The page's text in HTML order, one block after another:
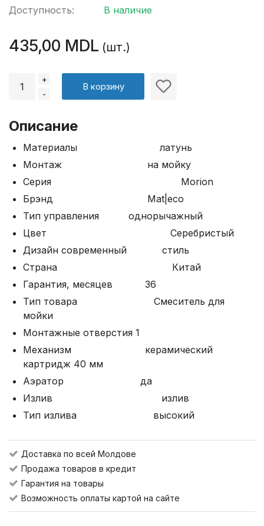
Доступность:
В наличие
435,00 MDL (шт.)
+
-
В корзину
Описание
Материалы латунь
Монтаж на мойку
Серия Morion
Брэнд Mat|eco
Тип управления однорычажный
Цвет Серебристый
Дизайн современный стиль
Страна Китай
Гарантия, месяцев 36
Тип товара Смеситель для
мойки
Монтажные отверстия 1
Механизм керамический
картридж 40 мм
Аэратор да
Излив излив
Тип излива высокий
Доставка по всей Молдове
Продажа товаров в кредит
Гарантия на товары
Возможность оплаты картой на сайте